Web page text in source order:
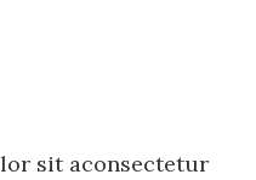
sit aconsectetur